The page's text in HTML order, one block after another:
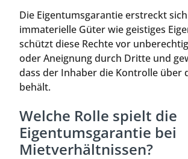
Die Eigentumsgarantie erstreckt
immaterielle Güter wie geistiges
schützt diese Rechte vor
oder Aneignung durch Dritte und
dass der Inhaber die Kontrolle über
behält.
Welche Rolle spielt die
Eigentumsgarantie bei
Mietverhältnissen?